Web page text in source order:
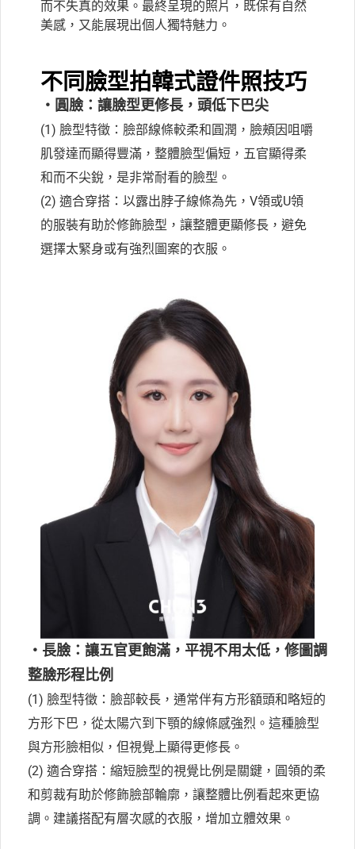
而不失真的效果。最終呈現的照片，既保有自然
美感，又能展現出個人獨特魅力。
不同臉型拍韓式證件照技巧
・圓臉：讓臉型更修長，頭低下巴尖
(1) 臉型特徵：臉部線條較柔和圓潤，臉頰因咀嚼
肌發達而顯得豐滿，整體臉型偏短，五官顯得柔
和而不尖銳，是非常耐看的臉型。
(2) 適合穿搭：以露出脖子線條為先，V領或U領
的服裝有助於修飾臉型，讓整體更顯修長，避免
選擇太緊身或有強烈圖案的衣服。
・長臉：讓五官更飽滿，平視不用太低，修圖調
整臉形程比例
(1) 臉型特徵：臉部較長，通常伴有方形額頭和略短的
方形下巴，從太陽穴到下顎的線條感強烈。這種臉型
與方形臉相似，但視覺上顯得更修長。
(2) 適合穿搭：縮短臉型的視覺比例是關鍵，圓領的柔
和剪裁有助於修飾臉部輪廓，讓整體比例看起來更協
調。建議搭配有層次感的衣服，增加立體效果。